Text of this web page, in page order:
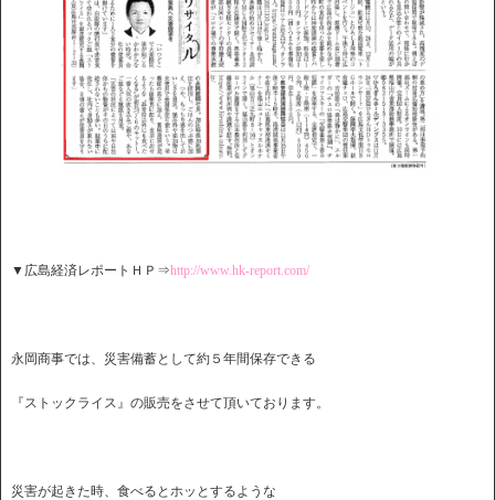
▼広島経済レポートＨＰ⇒http://www.hk-report.com/
永岡商事では、災害備蓄として約５年間保存できる
『ストックライス』の販売をさせて頂いております。
災害が起きた時、食べるとホッとするような